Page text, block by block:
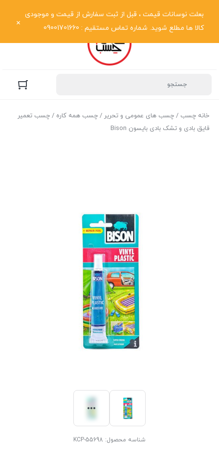
بعلت نوسانات قیمت ، قبل از ثبت سفارش از قیمت و موجودی
کالا ها مطلع شوید. شماره تماس مستقیم : 09001701660
خانه چسب / چسب های عمومی و تحریر / چسب همه کاره / چسب تعمیر
قایق بادی و تشک بادی بایسون Bison
شناسه محصول: KCP-55698